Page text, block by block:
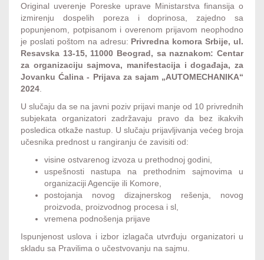
Original uverenje Poreske uprave Ministarstva finansija o
izmirenju dospelih poreza i doprinosa, zajedno sa
popunjenom, potpisanom i overenom prijavom neophodno
je poslati poštom na adresu: Privredna komora Srbije, ul.
Resavska 13-15, 11000 Beograd, sa naznakom: Centar
za organizaciju sajmova, manifestacija i događaja, za
Jovanku Ćalina - Prijava za sajam „AUTOMECHANIKA“
2024
U slučaju da se na javni poziv prijavi manje od 10 privrednih
subjekata organizatori zadržavaju pravo da bez ikakvih
posledica otkaže nastup. U slučaju prijavljivanja većeg broja
učesnika prednost u rangiranju će zavisiti od:
visine ostvarenog izvoza u prethodnoj godini,
uspešnosti nastupa na prethodnim sajmovima u
organizaciji Agencije ili Komore,
postojanja novog dizajnerskog rešenja, novog
proizvoda, proizvodnog procesa i sl,
vremena podnošenja prijave
Ispunjenost uslova i izbor izlagača utvrđuju organizatori u
skladu sa Pravilima o učestvovanju na sajmu.